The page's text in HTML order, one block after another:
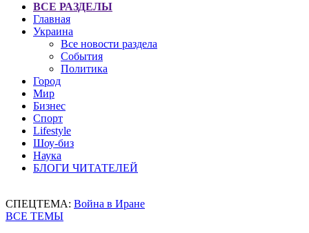
ВСЕ РАЗДЕЛЫ
Главная
Украина
Все новости раздела
События
Политика
Город
Мир
Бизнес
Спорт
Lifestyle
Шоу-биз
Наука
БЛОГИ ЧИТАТЕЛЕЙ
СПЕЦТЕМА: Война в Иране
ВСЕ ТЕМЫ